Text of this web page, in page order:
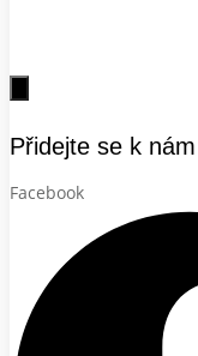
Přidejte se k nám
Facebook